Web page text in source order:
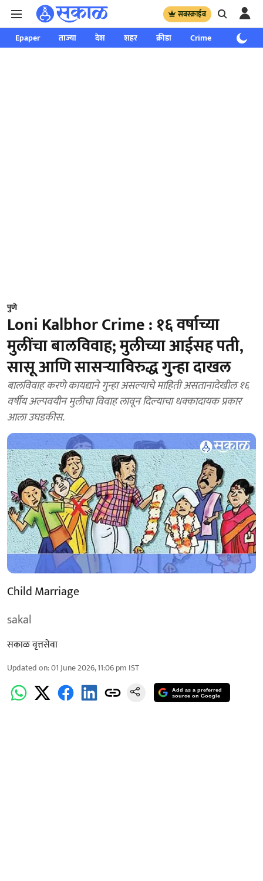
सबस्क्राईब
Epaper ताज्या देश शहर क्रीडा Crime साप्ताहिक
पुणे
Loni Kalbhor Crime : १६ वर्षाच्या
मुलींचा बालविवाह; मुलीच्या आईसह पती,
सासू आणि सासऱ्याविरुद्ध गुन्हा दाखल
बालविवाह करणे कायद्याने गुन्हा असल्याचे माहिती असतानादेखील १६
वर्षीय अल्पवयीन मुलीचा विवाह लावून दिल्याचा धक्कादायक प्रकार
आला उघडकीस.
Child Marriage
sakal
सकाळ वृत्तसेवा
Updated on:01 June 2026, 11:06 pm IST
Add as a preferred
source on Google